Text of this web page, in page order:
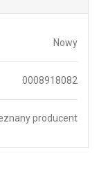
Nowy
0008918082
producent